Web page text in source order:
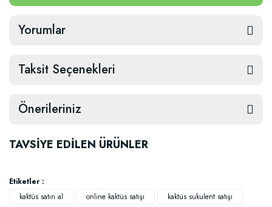
Yorumlar
Taksit Seçenekleri
Önerileriniz
TAVSİYE EDİLEN ÜRÜNLER
Etiketler :
kaktüs satın al
online kaktüs satışı
kaktüs sukulent satışı